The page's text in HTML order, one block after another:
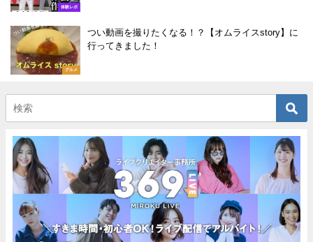
体験レポ
グルメ
つい動画を撮りたくなる！？【オムライスstory】に
行ってきました！